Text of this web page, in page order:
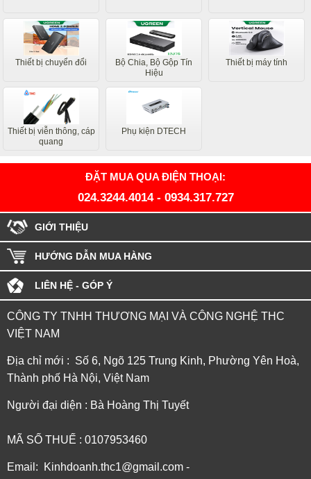
Thiết bị chuyển đổi
Bộ Chia, Bộ Gộp Tín
Hiệu
Thiết bị máy tính
Thiết bị viễn thông, cáp
quang
Phụ kiện DTECH
ĐẶT MUA QUA ĐIỆN THOẠI:
024.3244.4014- 0934.317.727
GIỚI THIỆU
HƯỚNG DẪN MUA HÀNG
LIÊN HỆ - GÓP Ý
CÔNG TY TNHH THƯƠNG MẠI VÀ CÔNG NGHỆ THC
VIỆT NAM
Địa chỉ mới : Số 6, Ngõ 125 Trung Kinh, Phường Yên Hoà,
Thành phố Hà Nội, Việt Nam
Người đại diện : Bà Hoàng Thị Tuyết
MÃ SỐ THUẾ : 0107953460
Email: Kinhdoanh.thc1@gmail.com -